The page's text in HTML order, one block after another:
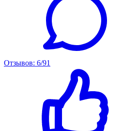
Отзывов: 6/91